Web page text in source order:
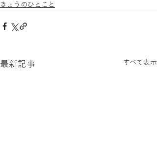
きょうのひとこと
最新記事 すべて表示